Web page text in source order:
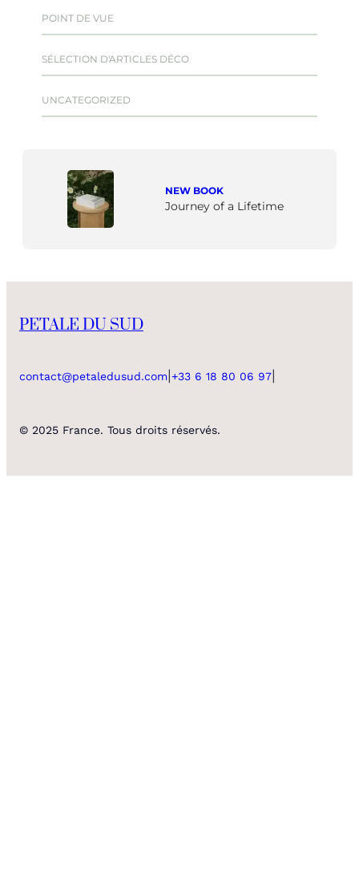
POINT DE VUE
SÉLECTION D'ARTICLES DÉCO
UNCATEGORIZED
NEW BOOK
Journey of a Lifetime
PETALE DU SUD
contact@petaledusud.com +33 6 18 80 06 97
© 2025 France. Tous droits réservés.